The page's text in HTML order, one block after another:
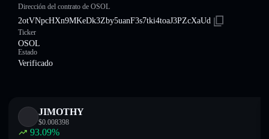
Dirección del contrato de OSOL
2otVNpcHXn9MKeDk3Zby5uanF3s7tki4toaJ3PZcXaUd
Ticker
OSOL
Estado
Verificado
JIMOTHY
$0.008398
93.09%